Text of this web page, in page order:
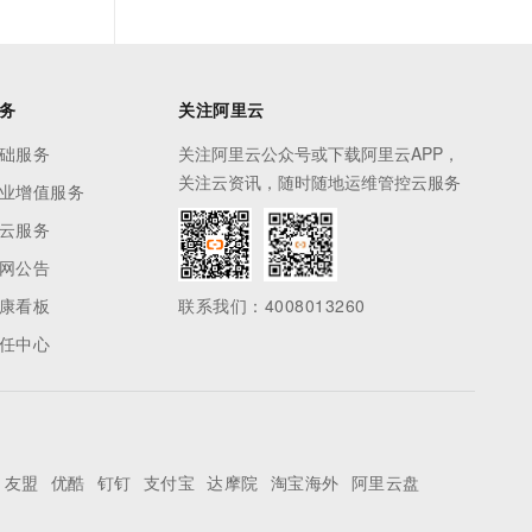
服务
增值服务
服务
公告
看板
中心
关注阿里云
关注阿里云公众号或下载阿里云APP，
关注云资讯，随时随地运维管控云服务
联系我们：4008013260
友盟 优酷 钉钉 支付宝 达摩院 淘宝海外 阿里云盘